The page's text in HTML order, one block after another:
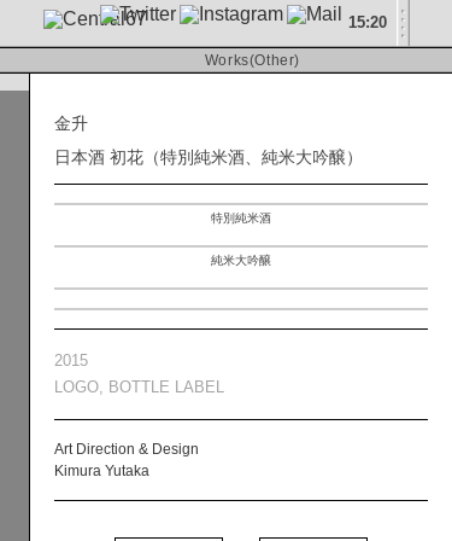
15:20
About
Works(Other)
金升
日本酒 初花（特別純米酒、純米大吟醸）
特別純米酒
純米大吟醸
2015
LOGO, BOTTLE LABEL
Art Direction & Design
Kimura Yutaka